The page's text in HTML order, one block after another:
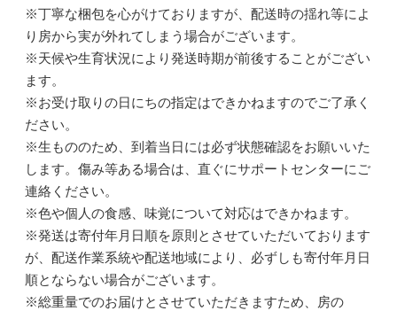
※丁寧な梱包を心がけておりますが、配送時の揺れ等によ
り房から実が外れてしまう場合がございます。
※天候や生育状況により発送時期が前後することがござい
ます。
※お受け取りの日にちの指定はできかねますのでご了承く
ださい。
※生もののため、到着当日には必ず状態確認をお願いいた
します。傷み等ある場合は、直ぐにサポートセンターにご
連絡ください。
※色や個人の食感、味覚について対応はできかねます。
※発送は寄付年月日順を原則とさせていただいております
が、配送作業系統や配送地域により、必ずしも寄付年月日
順とならない場合がございます。
※総重量でのお届けとさせていただきますため、房の